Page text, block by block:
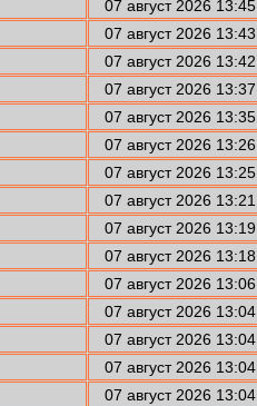
07 август 2026 13:45
07 август 2026 13:43
07 август 2026 13:42
07 август 2026 13:37
07 август 2026 13:35
07 август 2026 13:26
07 август 2026 13:25
07 август 2026 13:21
07 август 2026 13:19
07 август 2026 13:18
07 август 2026 13:06
07 август 2026 13:04
07 август 2026 13:04
07 август 2026 13:04
07 август 2026 13:04